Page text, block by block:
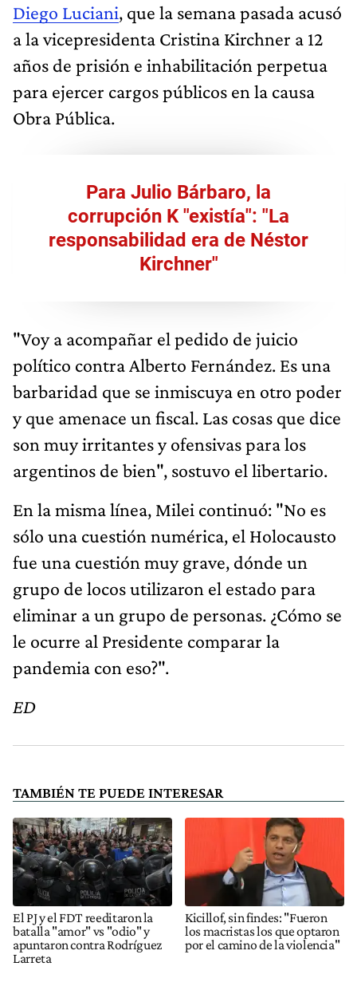
Diego Luciani, que la semana pasada acusó
a la vicepresidenta Cristina Kirchner a 12
años de prisión e inhabilitación perpetua
para ejercer cargos públicos en la causa
Obra Pública.
Para Julio Bárbaro, la
corrupción K "existía": "La
responsabilidad era de Néstor
Kirchner"
"Voy a acompañar el pedido de juicio
político contra Alberto Fernández. Es una
barbaridad que se inmiscuya en otro poder
y que amenace un fiscal. Las cosas que dice
son muy irritantes y ofensivas para los
argentinos de bien", sostuvo el libertario.
En la misma línea, Milei continuó: "No es
sólo una cuestión numérica, el Holocausto
fue una cuestión muy grave, dónde un
grupo de locos utilizaron el estado para
eliminar a un grupo de personas. ¿Cómo se
le ocurre al Presidente comparar la
pandemia con eso?".
ED
TAMBIÉN TE PUEDE INTERESAR
El PJ y el FDT reeditaron la
batalla "amor" vs "odio" y
apuntaron contra Rodríguez
Larreta
Kicillof, sin findes: "Fueron
los macristas los que optaron
por el camino de la violencia"